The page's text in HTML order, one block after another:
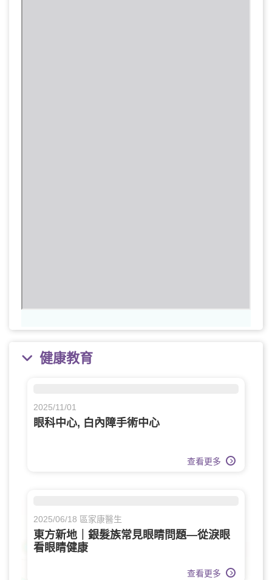
健康教育
2025/11/01
眼科中心, 白內障手術中心
查看更多
2025/06/18 區家康醫生
東方新地｜銀髮族常見眼睛問題—從淚眼
看眼睛健康
查看更多